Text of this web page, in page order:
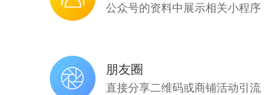
公众号的资料中展示相关小程序
朋友圈
直接分享二维码或商铺活动引流